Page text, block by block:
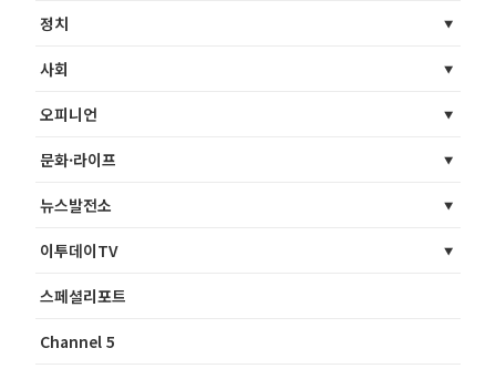
정치
사회
오피니언
문화·라이프
뉴스발전소
이투데이TV
스페셜리포트
Channel 5